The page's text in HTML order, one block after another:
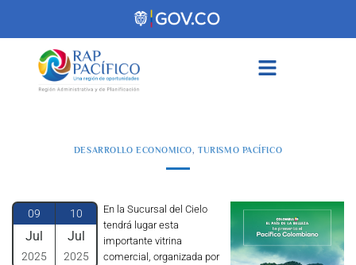
DESARROLLO ECONOMICO,TURISMO PACÍFICO
09
Jul
2025
10
Jul
2025
En la Sucursal del Cielo
tendrá lugar esta
importante vitrina
comercial, organizada por